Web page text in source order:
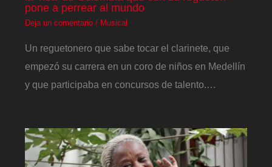
pone a perrear al mundo
Deja un comentario / Musical
Un reguetonero que sabe tocar el clarinete, que
empezó su carrera en un coro de niños en Medellín
y que participaba en concursos de talento.…